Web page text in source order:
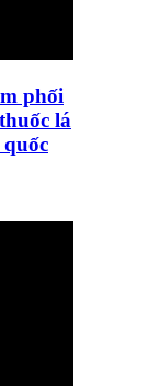
phối
lá